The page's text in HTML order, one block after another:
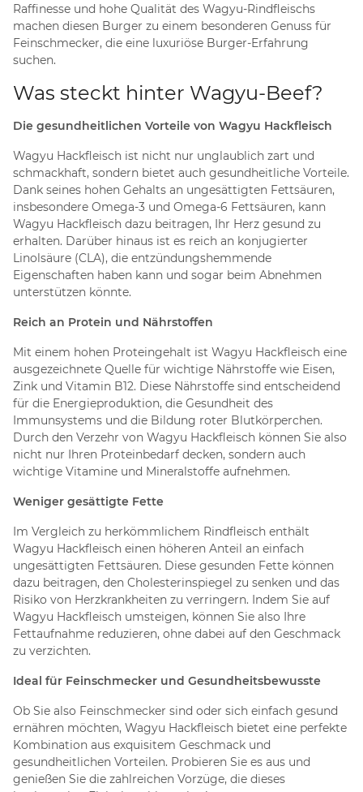
Raffinesse und hohe Qualität des Wagyu-Rindfleischs
machen diesen Burger zu einem besonderen Genuss für
Feinschmecker, die eine luxuriöse Burger-Erfahrung
suchen.
Was steckt hinter Wagyu-Beef?
Die gesundheitlichen Vorteile von Wagyu Hackfleisch
Wagyu Hackfleisch ist nicht nur unglaublich zart und
schmackhaft, sondern bietet auch gesundheitliche Vorteile.
Dank seines hohen Gehalts an ungesättigten Fettsäuren,
insbesondere Omega-3 und Omega-6 Fettsäuren, kann
Wagyu Hackfleisch dazu beitragen, Ihr Herz gesund zu
erhalten. Darüber hinaus ist es reich an konjugierter
Linolsäure (CLA), die entzündungshemmende
Eigenschaften haben kann und sogar beim Abnehmen
unterstützen könnte.
Reich an Protein und Nährstoffen
Mit einem hohen Proteingehalt ist Wagyu Hackfleisch eine
ausgezeichnete Quelle für wichtige Nährstoffe wie Eisen,
Zink und Vitamin B12. Diese Nährstoffe sind entscheidend
für die Energieproduktion, die Gesundheit des
Immunsystems und die Bildung roter Blutkörperchen.
Durch den Verzehr von Wagyu Hackfleisch können Sie also
nicht nur Ihren Proteinbedarf decken, sondern auch
wichtige Vitamine und Mineralstoffe aufnehmen.
Weniger gesättigte Fette
Im Vergleich zu herkömmlichem Rindfleisch enthält
Wagyu Hackfleisch einen höheren Anteil an einfach
ungesättigten Fettsäuren. Diese gesunden Fette können
dazu beitragen, den Cholesterinspiegel zu senken und das
Risiko von Herzkrankheiten zu verringern. Indem Sie auf
Wagyu Hackfleisch umsteigen, können Sie also Ihre
Fettaufnahme reduzieren, ohne dabei auf den Geschmack
zu verzichten.
Ideal für Feinschmecker und Gesundheitsbewusste
Ob Sie also Feinschmecker sind oder sich einfach gesund
ernähren möchten, Wagyu Hackfleisch bietet eine perfekte
Kombination aus exquisitem Geschmack und
gesundheitlichen Vorteilen. Probieren Sie es aus und
genießen Sie die zahlreichen Vorzüge, die dieses